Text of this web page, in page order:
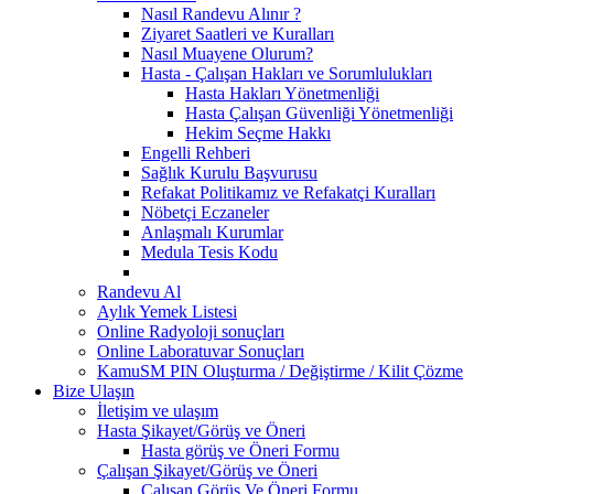
Nasıl Randevu Alınır ?
Ziyaret Saatleri ve Kuralları
Nasıl Muayene Olurum?
Hasta - Çalışan Hakları ve Sorumlulukları
Hasta Hakları Yönetmenliği
Hasta Çalışan Güvenliği Yönetmenliği
Hekim Seçme Hakkı
Engelli Rehberi
Sağlık Kurulu Başvurusu
Refakat Politikamız ve Refakatçi Kuralları
Nöbetçi Eczaneler
Anlaşmalı Kurumlar
Medula Tesis Kodu
Randevu Al
Aylık Yemek Listesi
Online Radyoloji sonuçları
Online Laboratuvar Sonuçları
KamuSM PIN Oluşturma / Değiştirme / Kilit Çözme
Bize Ulaşın
İletişim ve ulaşım
Hasta Şikayet/Görüş ve Öneri
Hasta görüş ve Öneri Formu
Çalışan Şikayet/Görüş ve Öneri
Çalışan Görüş Ve Öneri Formu